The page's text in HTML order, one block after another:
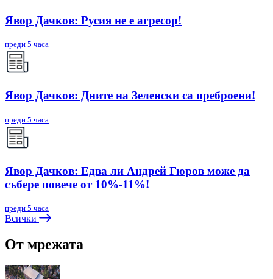
Явор Дачков: Русия не е агресор!
преди 5 часа
Явор Дачков: Дните на Зеленски са преброени!
преди 5 часа
Явор Дачков: Едва ли Андрей Гюров може да
събере повече от 10%-11%!
преди 5 часа
Всички
От мрежата